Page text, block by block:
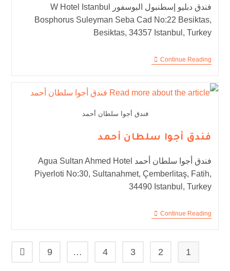
فندق دبليو إسطنبول البوسفور W Hotel Istanbul
Bosphorus Suleyman Seba Cad No:22 Besiktas,
Besiktas, 34357 Istanbul, Turkey
Continue Reading
فندق أجوا سلطان أحمد
فندق أجوا سلطان أحمد
فندق أجوا سلطان أحمد Agua Sultan Ahmed Hotel
Piyerloti No:30, Sultanahmet, Çemberlitaş, Fatih,
34490 Istanbul, Turkey
Continue Reading
1
2
3
4
…
9